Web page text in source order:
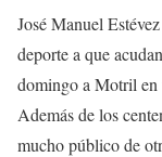
José Manuel
deporte a que
domingo a Motril en
Además de los
mucho público de